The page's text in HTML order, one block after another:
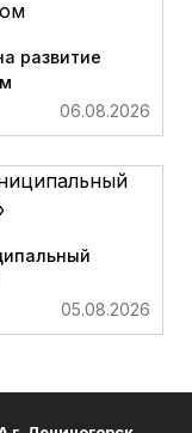
развитие
06.08.2026
05.08.2026